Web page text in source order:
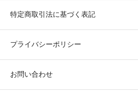
特定商取引法に基づく表記
プライバシーポリシー
お問い合わせ